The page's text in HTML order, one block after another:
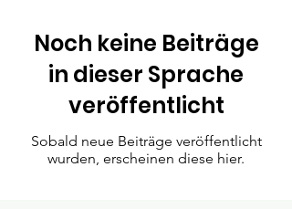
Noch keine Beiträge
in dieser Sprache
veröffentlicht
Sobald neue Beiträge veröffentlicht
wurden, erscheinen diese hier.